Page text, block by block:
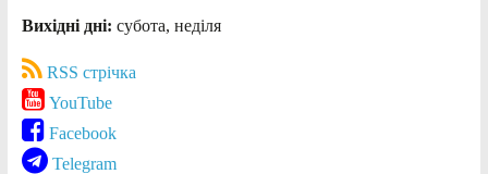
Вихідні дні: субота, неділя
RSS стрічка
YouTube
Facebook
Telegram